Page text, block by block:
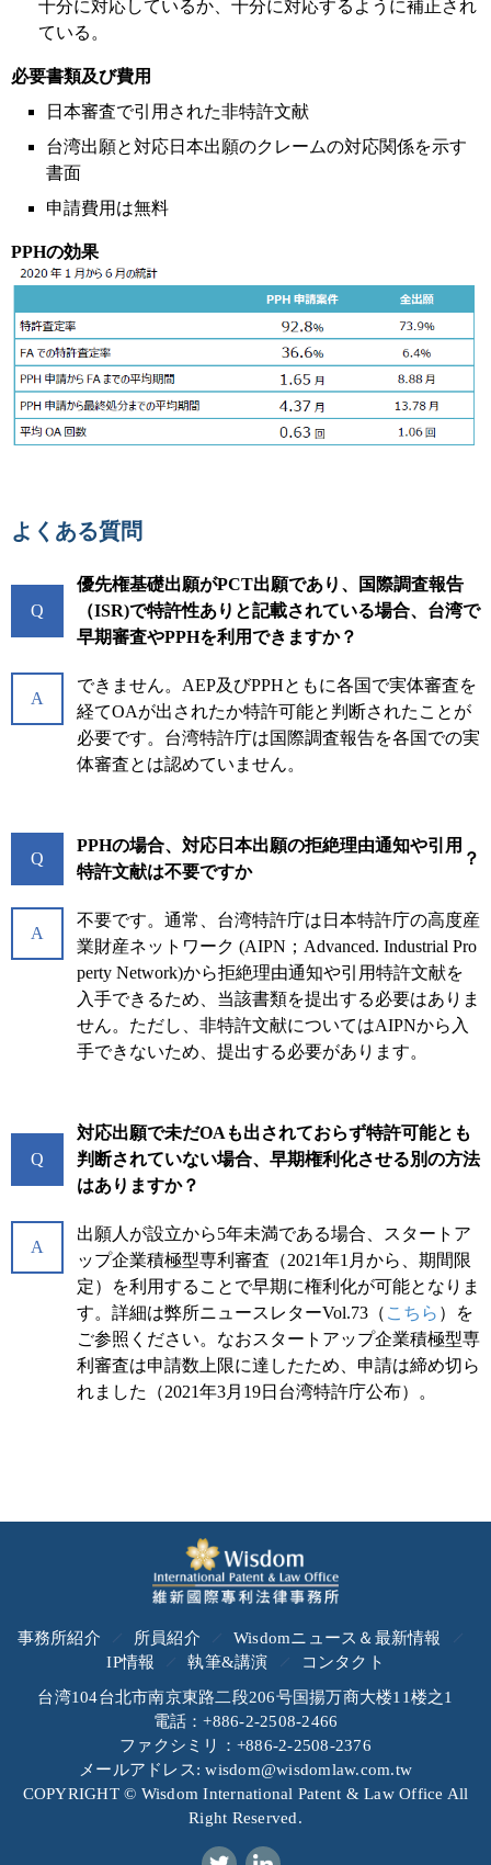
十分に対応しているか、十分に対応するように補正され
ている。
必要書類及び費用
日本審査で引用された非特許文献
台湾出願と対応日本出願のクレームの対応関係を示す
書面
申請費用は無料
PPHの効果
よくある質問
Q
優先権基礎出願がPCT出願であり、国際調査報告
（ISR)で特許性ありと記載されている場合、台湾で
早期審査やPPHを利用できますか？
A
できません。AEP及びPPHともに各国で実体審査を
経てOAが出されたか特許可能と判断されたことが
必要です。台湾特許庁は国際調査報告を各国での実
体審査とは認めていません。
Q
PPHの場合、対応日本出願の拒絶理由通知や引用
特許文献は不要ですか
？
A
不要です。通常、台湾特許庁は日本特許庁の高度産
業財産ネットワーク (AIPN；Advanced. Industrial Pro
perty Network)から拒絶理由通知や引用特許文献を
入手できるため、当該書類を提出する必要はありま
せん。ただし、非特許文献についてはAIPNから入
手できないため、提出する必要があります。
Q
対応出願で未だOAも出されておらず特許可能とも
判断されていない場合、早期権利化させる別の方法
はありますか？
A
出願人が設立から5年未満である場合、スタートア
ップ企業積極型専利審査（2021年1月から、期間限
定）を利用することで早期に権利化が可能となりま
す。詳細は弊所ニュースレターVol.73（ こちら ）を
ご参照ください。なおスタートアップ企業積極型専
利審査は申請数上限に達したため、申請は締め切ら
れました（2021年3月19日台湾特許庁公布）。
事務所紹介 所員紹介
Wisdomニュース＆最新情報
IP情報
執筆&講演
コンタクト
台湾104台北市南京東路二段206号国揚万商大楼11楼之1
電話：+886-2-2508-2466
ファクシミリ：+886-2-2508-2376
メールアドレス: wisdom@wisdomlaw.com.tw
COPYRIGHT © Wisdom International Patent & Law Office All
Right Reserved.